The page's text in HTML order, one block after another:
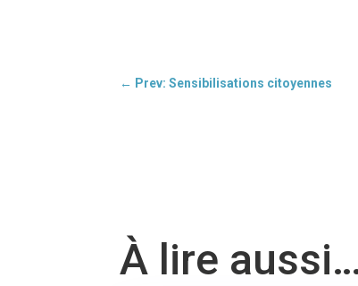
← Prev: Sensibilisations citoyennes
À lire